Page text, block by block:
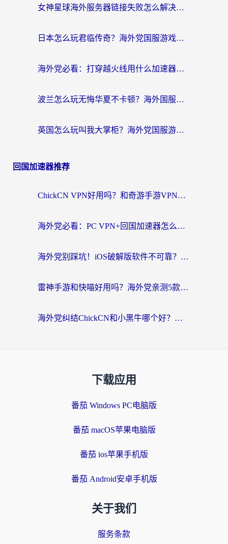
女神星球海外服务器链接失败怎么解决？海外党国服游戏加速避坑指南
日本怎么玩君临传奇？海外党国服游戏加速避坑指南（附菲律宾欧洲玩家实测）
海外党必看：打穿越火线用什么加速器？解决延迟卡顿，还能玩奇妙拼图世界和第五人格
波兰怎么玩无悔华夏不卡顿？海外国服游戏加速器终极指南（附征途2萤火突击解决方案）
英国怎么玩叫我大掌柜？海外党国服游戏加速避坑指南（附实测推荐）
回国加速器推荐
ChickCN VPN好用吗？和奇游手游VPN对比哪个回国效果更好？海外党亲测实用指南
海外党必看：PC VPN+回国加速器怎么选？无缝访问国内资源全攻略
海外党别踩坑！iOS破解版软件不可靠？教你选对回国加速器无缝看国内资源
雷神手游和快喵好用吗？海外党亲测5款回国加速器，附斧牛Bling对比+微信视频号解决办法
海外党纠结ChickCN和小黑牛哪个好？一篇帮你选对回国加速器的实用指南
下载应用
番茄 Windows PC电脑版
番茄 macOS苹果电脑版
番茄 ios苹果手机版
番茄 Android安卓手机版
关于我们
服务条款